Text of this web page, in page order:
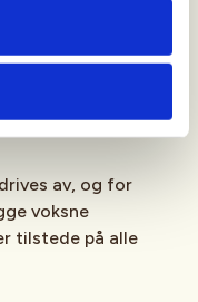
favoritt-
av, og for
voksne
tilstede på alle